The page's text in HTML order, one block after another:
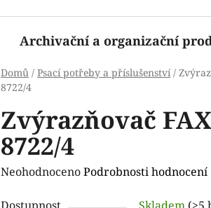
KOŠÍK
Archivační a organizační
Domů / Psací potřeby a příslušenství /
8722/4
Zvýrazňovač FAX
8722/4
Průměrné
NeohodnocenoPodrobnosti hodnocení